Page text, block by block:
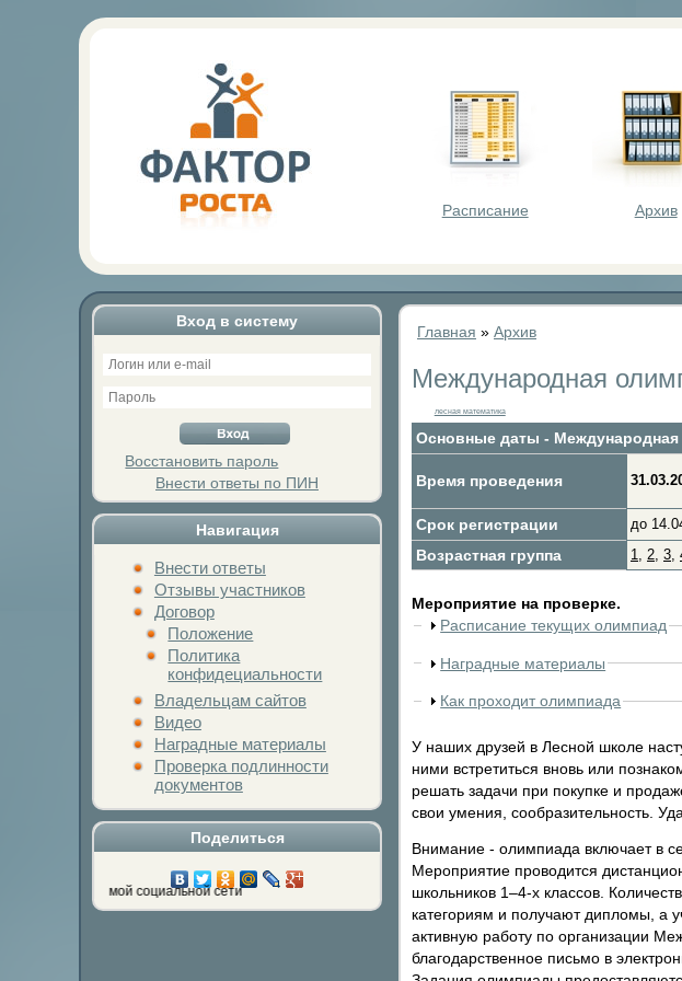
Расписание Архив
Вход в систему
Восстановить пароль
Внести ответы по ПИН
Навигация
Внести ответы
Отзывы участников
Договор
Положение
Политика
конфидециальности
Владельцам сайтов
Видео
Наградные материалы
Проверка подлинности
документов
Поделиться
кнопку любимой социальной сети
Главная » Архив
Международная
лесная математика
Основные даты - Международная
Время проведения
Срок регистрации до
Возрастная группа 1, 2, 3,
Мероприятие на проверке.
Расписание текущих олимпиад
Наградные материалы
Как проходит олимпиада
У наших друзей в Лесной школе
ними встретиться вновь или
решать задачи при покупке и
свои умения, сообразительность.
Внимание - олимпиада включает в
Мероприятие проводится
школьников 1–4-х классов.
категориям и получают дипломы, а
активную работу по организации
благодарственное письмо в